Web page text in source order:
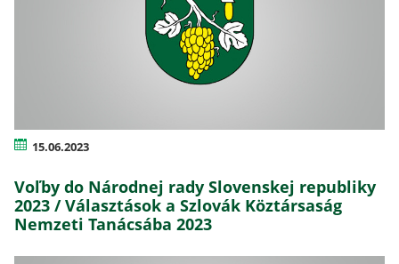
15.06.2023
Voľby do Národnej rady Slovenskej republiky
2023 / Választások a Szlovák Köztársaság
Nemzeti Tanácsába 2023